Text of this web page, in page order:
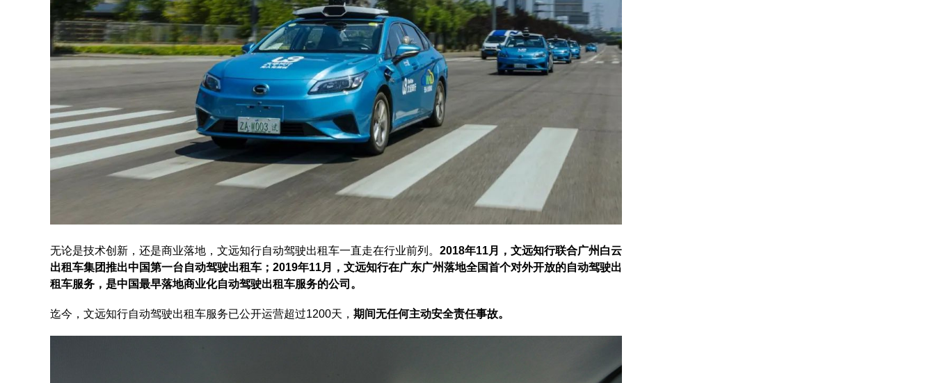
无论是技术创新，还是商业落地，文远知行自动驾驶出租车一直走在行业前列。 2018年11月，文远知行联合广州白云
出租车集团推出中国第一台自动驾驶出租车；2019年11月，文远知行在广东广州落地全国首个对外开放的自动驾驶出
租车服务，是中国最早落地商业化自动驾驶出租车服务的公司。
迄今，文远知行自动驾驶出租车服务已公开运营超过1200天， 期间无任何主动安全责任事故。